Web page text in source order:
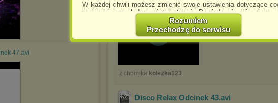
W każdej chwili możesz zmienić swoje ustawienia dotyczące
w swojej przeglądarce internetowej. Dowiedz się więcej w
http://chomikuj.pl/PolitykaPrywatnosci.aspx
Jednocześnie informujemy że zmiana ustawień przeglądarki
spowodować ograniczenie korzystania ze strony Chomikuj.pl.
prosimy o opuszczenie serwisu chomikuj.pl.
Wykorzystanie plików cookies
marketingowych).
Rozumiem
Przechodzę do serwisu
47.avi
z chomika kolezka123
Disco Relax Odcinek 43.avi